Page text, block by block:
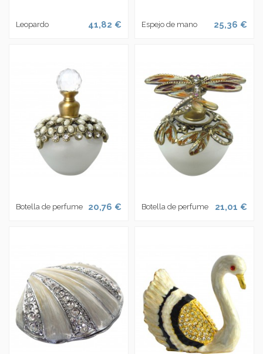
Leopardo 41,82 € Espejo de mano 25,36 €
Botella de perfume 20,76 € Botella de perfume 21,01 €